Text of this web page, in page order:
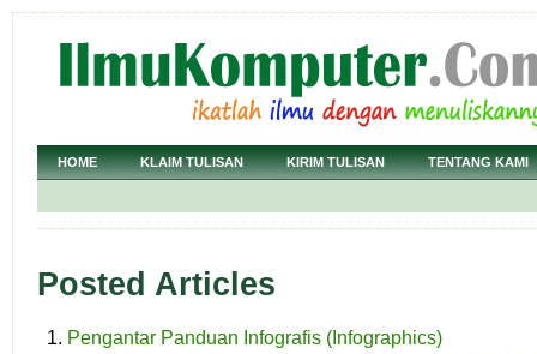
HOME KLAIM TULISAN KIRIM TULISAN TENTANG KAMI
Posted Articles
Pengantar Panduan Infografis (Infographics)